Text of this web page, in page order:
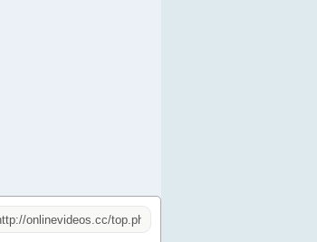
onlinevideos.cc/top.php (17)